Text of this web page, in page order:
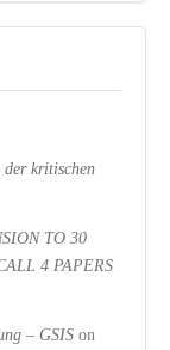
der kritischen
TO 30
4 PAPERS
– GSIS on